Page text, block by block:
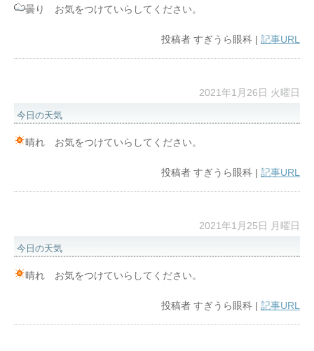
曇り お気をつけていらしてください。
投稿者 すぎうら眼科 | 記事URL
2021年1月26日 火曜日
今日の天気
晴れ お気をつけていらしてください。
投稿者 すぎうら眼科 | 記事URL
2021年1月25日 月曜日
今日の天気
晴れ お気をつけていらしてください。
投稿者 すぎうら眼科 | 記事URL